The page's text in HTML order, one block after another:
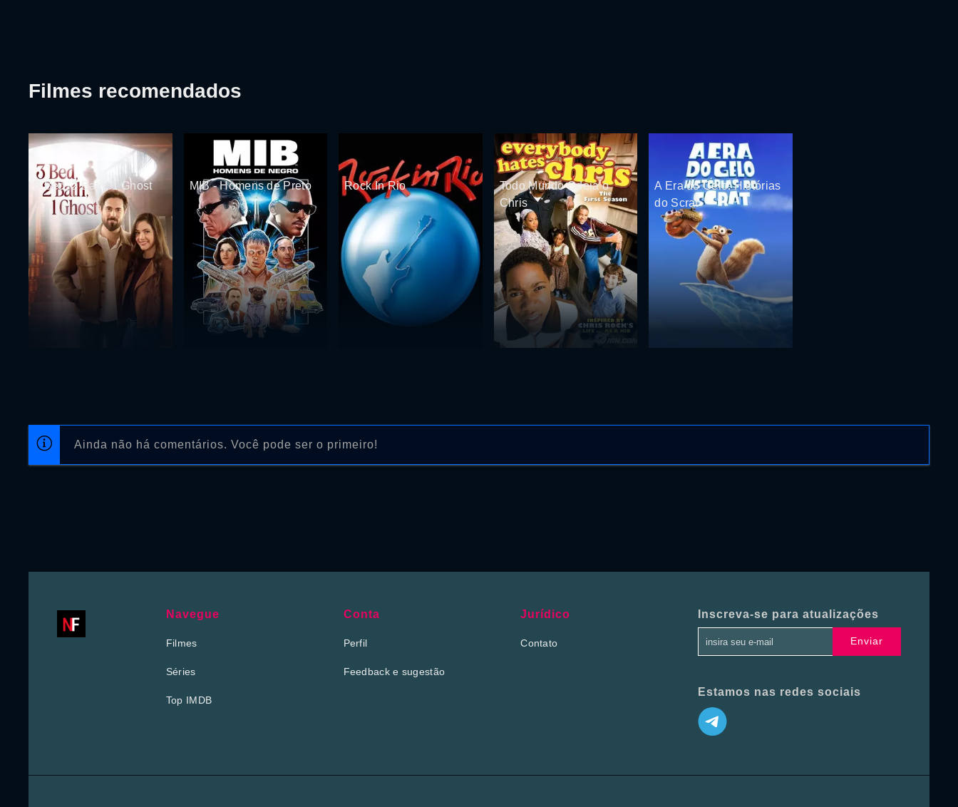
Ainda não há comentários. Você pode ser o primeiro!
Filmes recomendados
3 Bed, 2 Bath, 1 Ghost MIB - Homens de Preto Rock In Rio
Todo Mundo Odeia o
Chris
A Era do Gelo: Histórias
do Scrat
Navegue
Filmes
Séries
Top IMDB
Conta
Perfil
Feedback e sugestão
Jurídico
Contato
Inscreva-se para atualizações
Enviar
Estamos nas redes sociais